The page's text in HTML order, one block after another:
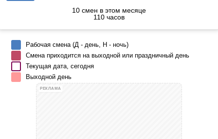
10 смен в этом месяце
110 часов
Рабочая смена (Д - день, Н - ночь)
Смена приходится на выходной или праздничный день
Текущая дата, сегодня
Выходной день
РЕКЛАМА